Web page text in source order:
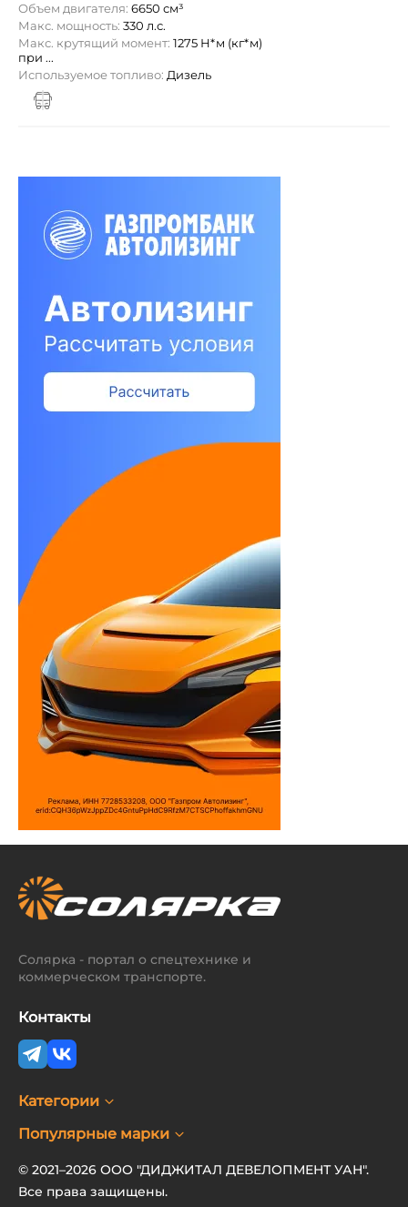
Объем двигателя: 6650 см³
Макс. мощность: 330 л.с.
Макс. крутящий момент: 1275 Н*м (кг*м)
при ...
Используемое топливо: Дизель
Солярка - портал о спецтехнике и
коммерческом транспорте.
Контакты
Категории
Популярные марки
© 2021–2026 ООО "ДИДЖИТАЛ ДЕВЕЛОПМЕНТ УАН".
Все права защищены.